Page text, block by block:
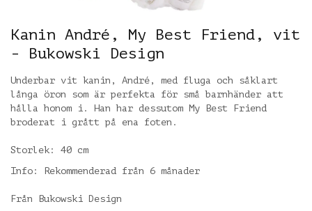
Kanin André, My Best Friend, vit
- Bukowski Design
Underbar vit kanin, André, med fluga och såklart
långa öron som är perfekta för små barnhänder att
hålla honom i. Han har dessutom My Best Friend
broderat i grått på ena foten.
Storlek: 40 cm
Info: Rekommenderad från 6 månader
Från Bukowski Design